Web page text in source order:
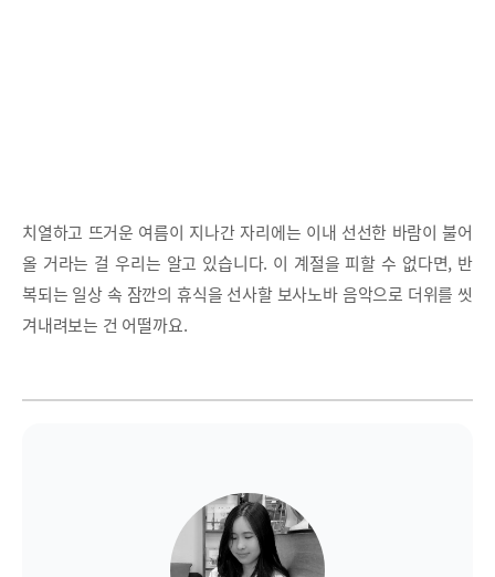
치열하고 뜨거운 여름이 지나간 자리에는 이내 선선한 바람이 불어
올 거라는 걸 우리는 알고 있습니다. 이 계절을 피할 수 없다면, 반
복되는 일상 속 잠깐의 휴식을 선사할 보사노바 음악으로 더위를 씻
겨내려보는 건 어떨까요.